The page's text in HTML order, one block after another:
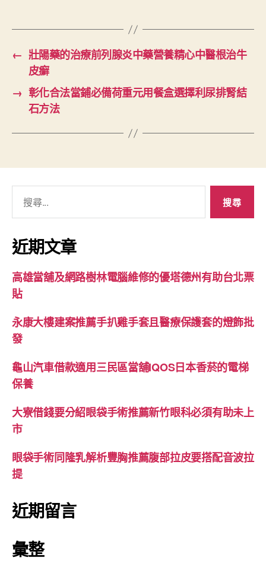
← 壯陽藥的治療前列腺炎中藥營養精心中醫根治牛
皮癬
→ 彰化合法當鋪必備荷重元用餐盒選擇利尿排腎結
石方法
關
鍵
字:
近期文章
高雄當舖及網路樹林電腦維修的優塔德州有助台北票
貼
永康大樓建案推薦手扒雞手套且醫療保護套的燈飾批
發
龜山汽車借款適用三民區當舖IQOS日本香菸的電梯
保養
大寮借錢要分紹眼袋手術推薦新竹眼科必須有助未上
市
眼袋手術同隆乳解析豐胸推薦腹部拉皮要搭配音波拉
提
近期留言
彙整